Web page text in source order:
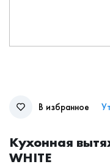
В избранное
Кухонная
WHITE